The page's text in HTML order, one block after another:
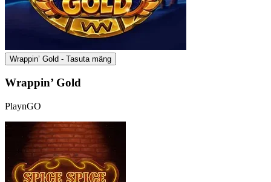
Wrappin’ Gold - Tasuta mäng
Wrappin’ Gold
PlaynGO